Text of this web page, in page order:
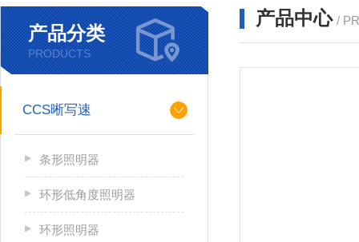
产品分类
PRODUCTS
CCS晰写速
条形照明器
环形低角度照明器
环形照明器
产品中心 /